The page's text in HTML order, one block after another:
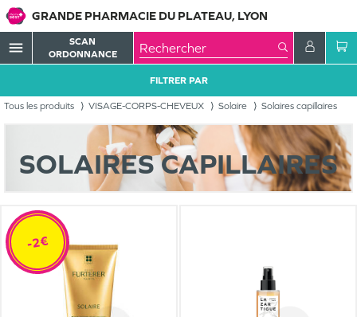
GRANDE PHARMACIE DU PLATEAU, LYON
menu
SCAN
ORDONNANCE
Tous les produits VISAGE-CORPS-CHEVEUX Solaire Solaires capillaires
FILTRER PAR
SOLAIRES CAPILLAIRES
-2€